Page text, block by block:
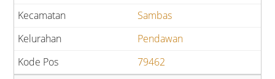
Sambas
Pendawan
79462